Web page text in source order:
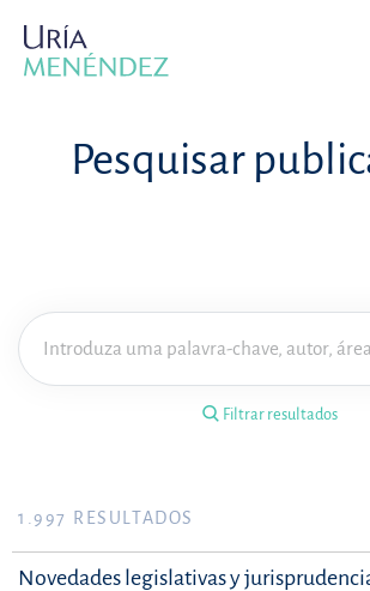
Pesquisar
Filtrar resultados
Filtrar resultados
Área de prática
1.997 RESULTADOS
Novedades legislativas y